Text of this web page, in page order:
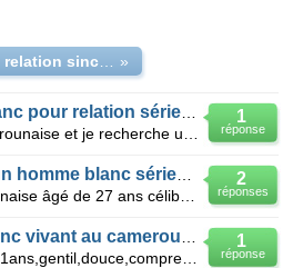
»
1
réponse
2
réponses
1
réponse